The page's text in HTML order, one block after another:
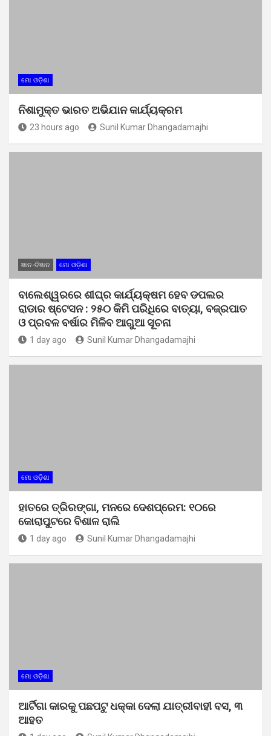
ମୋ ଓଡ଼ିଶା
ନିଶାମୁକ୍ତ ଭାରତ ଅଭିଯାନ କାର୍ଯ୍ୟକ୍ରମ
23 hours ago Sunil Kumar Dhangadamajhi
ଜ୍ଞାନ-ବିଜ୍ଞାନ ମୋ ଓଡ଼ିଶା
ବାଲେଶ୍ୱରରେ ଶୀଘ୍ର କାର୍ଯ୍ୟକ୍ଷମ ହେବ ଡପଲର
ରାଡାର ଷ୍ଟେସନ : ୨୫୦ କିମି ପରିଧିରେ ବାତ୍ୟା, ବଜ୍ରପାତ
ଓ ପ୍ରବଳ ବର୍ଷାର ମିଳିବ ଆଗୁଆ ସୂଚନା
1 day ago Sunil Kumar Dhangadamajhi
ମୋ ଓଡ଼ିଶା
ହାତରେ ତ୍ରିରଙ୍ଗା, ମନରେ ଦେଶପ୍ରେମ: ୧୦ରେ
କୋରାପୁଟରେ ବିଶାଳ ରାଲି
1 day ago Sunil Kumar Dhangadamajhi
ମୋ ଓଡ଼ିଶା
ଆର୍ଟିଗା କାରକୁ ପଛପଟୁ ଧକ୍କା ଦେଲା ଯାତ୍ରୀବାହୀ ବସ, ୩
ଆହତ